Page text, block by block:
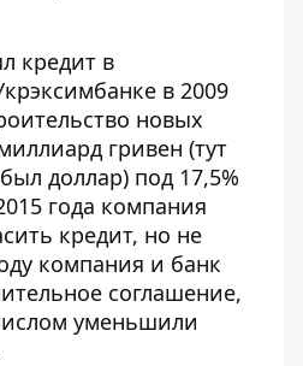
кредит в
в 2009
новых
гривен (тут
доллар) под 17,5%
года компания
кредит, но не
компания и банк
соглашение,
уменьшили